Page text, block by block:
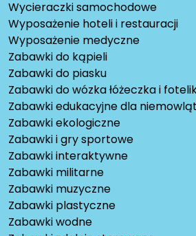
Wycieraczki samochodowe
Wyposażenie hoteli i restauracji
Wyposażenie medyczne
Zabawki do kąpieli
Zabawki do piasku
Zabawki do wózka łóżeczka i
Zabawki edukacyjne dla niemowląt
Zabawki ekologiczne
Zabawki i gry sportowe
Zabawki interaktywne
Zabawki militarne
Zabawki muzyczne
Zabawki plastyczne
Zabawki wodne